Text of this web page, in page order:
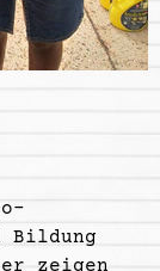
Bildung